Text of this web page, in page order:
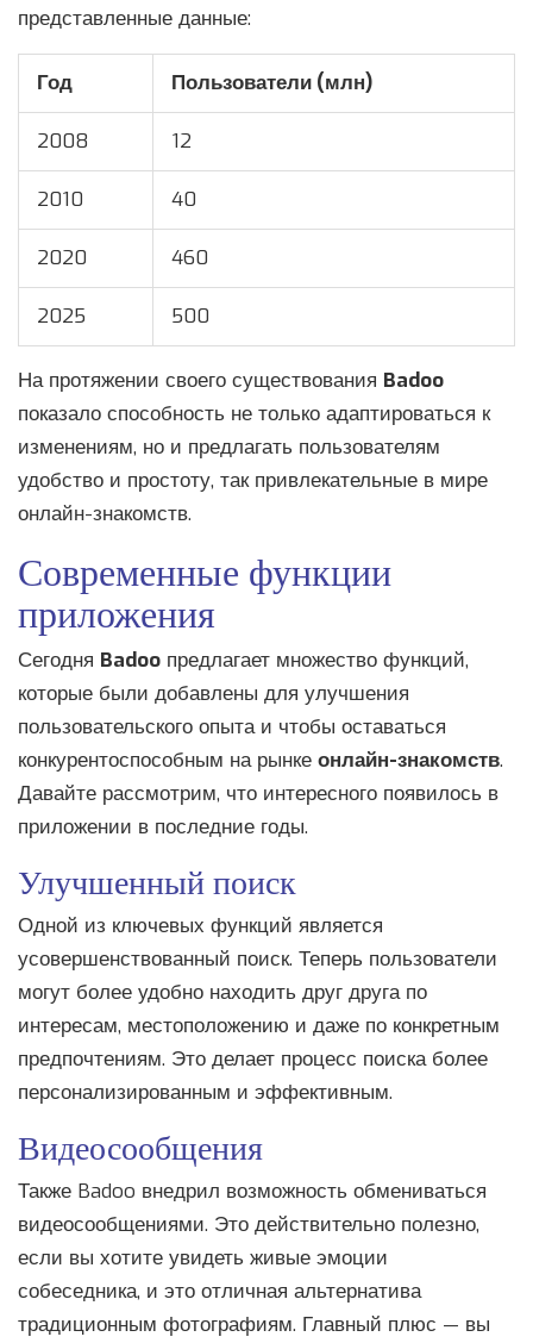
представленные данные:
Год Пользователи (млн)
2008 12
2010 40
2020 460
2025 500
На протяжении своего существования Badoo
показало способность не только адаптироваться к
изменениям, но и предлагать пользователям
удобство и простоту, так привлекательные в мире
онлайн-знакомств.
Современные функции
приложения
Сегодня Badoo предлагает множество функций,
которые были добавлены для улучшения
пользовательского опыта и чтобы оставаться
конкурентоспособным на рынке онлайн-знакомств.
Давайте рассмотрим, что интересного появилось в
приложении в последние годы.
Улучшенный поиск
Одной из ключевых функций является
усовершенствованный поиск. Теперь пользователи
могут более удобно находить друг друга по
интересам, местоположению и даже по конкретным
предпочтениям. Это делает процесс поиска более
персонализированным и эффективным.
Видеосообщения
Также Badoo внедрил возможность обмениваться
видеосообщениями. Это действительно полезно,
если вы хотите увидеть живые эмоции
собеседника, и это отличная альтернатива
традиционным фотографиям. Главный плюс — вы